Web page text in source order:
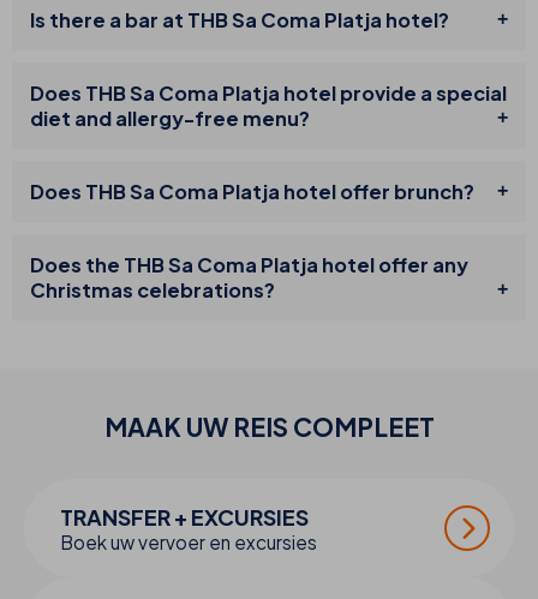
Is there a bar at THB Sa Coma Platja hotel?
Does THB Sa Coma Platja hotel provide a special
diet and allergy-free menu?
Does THB Sa Coma Platja hotel offer brunch?
Does the THB Sa Coma Platja hotel offer any
Christmas celebrations?
MAAK UW REIS COMPLEET
TRANSFER + EXCURSIES
Boek uw vervoer en excursies